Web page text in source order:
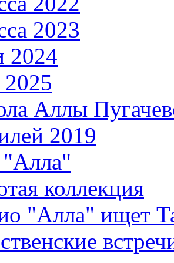
2023
2024
Аллы
2019
коллекция
"Алла" ищет